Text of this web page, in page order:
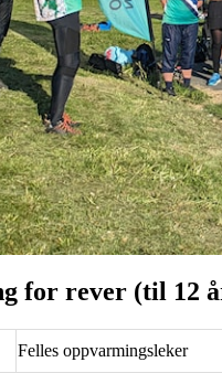
for rever (til 12
Felles oppvarmingsleker